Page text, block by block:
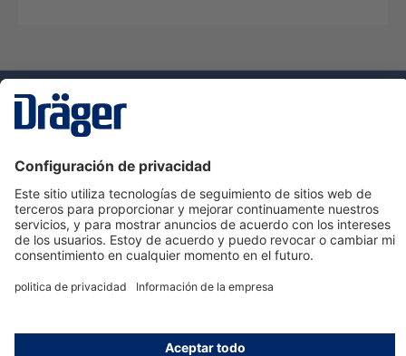
Servicio de atención al cliente de Dräger
Ayuda
Información